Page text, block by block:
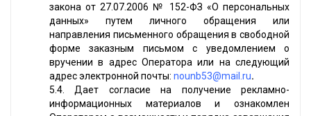
закона от 27.07.2006 № 152-ФЗ «О персональных
данных» путем личного обращения или
направления письменного обращения в свободной
форме заказным письмом с уведомлением о
вручении в адрес Оператора или на следующий
адрес электронной почты: nounb53@mail.ru.
5.4. Дает согласие на получение рекламно-
информационных материалов и ознакомлен